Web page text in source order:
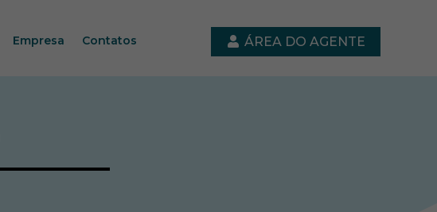
Empresa Contatos ÁREA DO AGENTE